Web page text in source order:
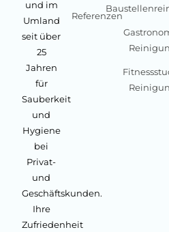
und im
Umland
seit über
25
Jahren
für
Sauberkeit
und
Hygiene
bei
Privat-
und
Geschäftskunden.
Ihre
Zufriedenheit
Referenzen